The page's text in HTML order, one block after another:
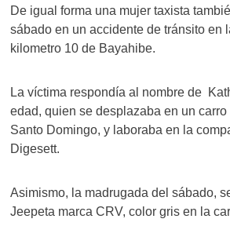
De igual forma una mujer taxista
sábado en un accidente de tránsito en
kilometro 10 de Bayahibe.
La víctima respondía al nombre de
edad, quien se desplazaba en un
Santo Domingo, y laboraba en la
Digesett.
Asimismo, la madrugada del sábado,
Jeepeta marca CRV, color gris en la